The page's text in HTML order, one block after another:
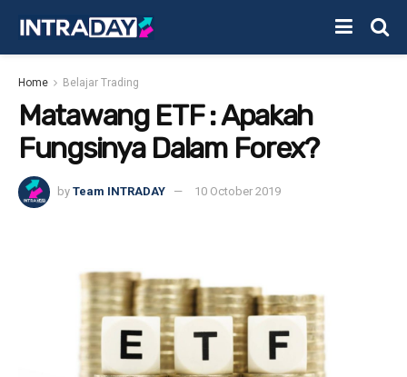
Home Belajar Trading
Matawang ETF : Apakah
Fungsinya Dalam Forex?
by Team INTRADAY 10 October 2019